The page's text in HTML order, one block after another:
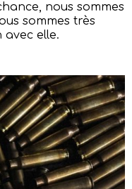
nous sommes
sommes très
avec elle.